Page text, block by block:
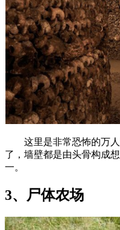
这里是非常恐怖的万人
了，墙壁都是由头骨构成
一。
3、尸体农场